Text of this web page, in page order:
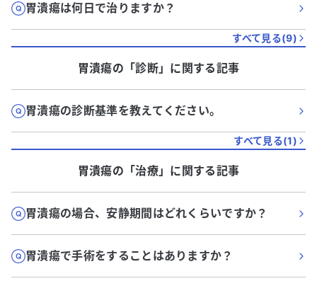
胃潰瘍は何日で治りますか？
すべて見る(9)
胃潰瘍の「診断」に関する記事
胃潰瘍の診断基準を教えてください。
すべて見る(1)
胃潰瘍の「治療」に関する記事
胃潰瘍の場合、安静期間はどれくらいですか？
胃潰瘍で手術をすることはありますか？